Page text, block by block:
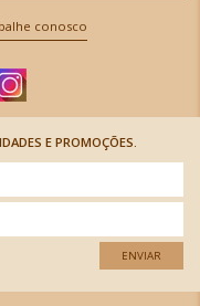
conosco
E PROMOÇÕES.
ENVIAR